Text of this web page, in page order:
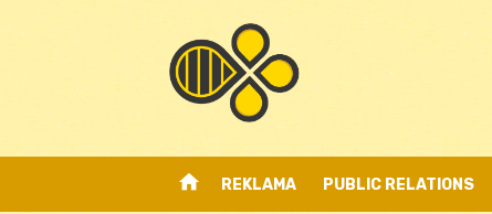
home REKLAMA PUBLIC RELATIONS